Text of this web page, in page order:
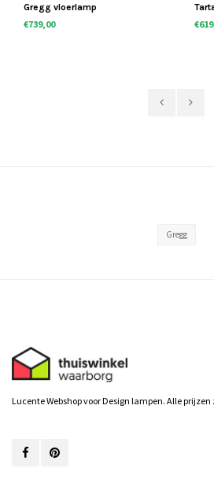
Gregg vloerlamp
€739,00
Gregg
Lucente Webshop voor Design lampen. Alle prijzen